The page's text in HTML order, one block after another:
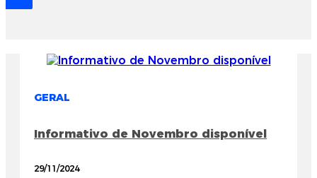
GERAL
Informativo de Novembro disponível
29/11/2024